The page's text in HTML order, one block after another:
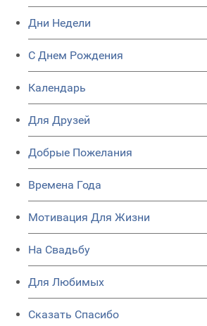
Дни Недели
C Днем Рождения
Календарь
Для Друзей
Добрые Пожелания
Времена Года
Мотивация Для Жизни
На Свадьбу
Для Любимых
Сказать Спасибо